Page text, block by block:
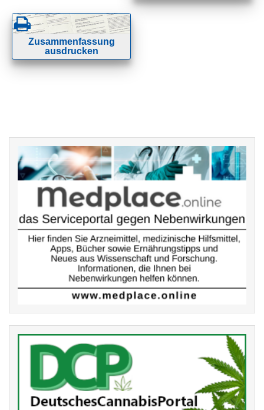
Zusammenfassung
ausdrucken